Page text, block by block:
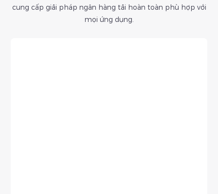
cung cấp giải pháp ngân hàng tải hoàn toàn phù hợp với
mọi ứng dụng.